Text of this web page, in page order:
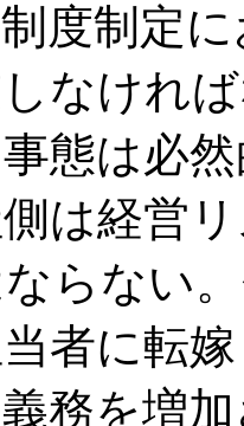
度制定
なけれ
態は必
は経営
らない
者に転
務を増